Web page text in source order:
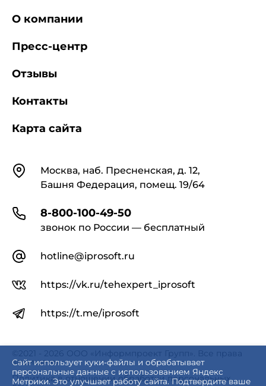
Сайт использует куки-файлы и обрабатывает
персональные данные с использованием Яндекс
Метрики. Это улучшает работу сайта. Подтвердите ваше
КонтактыМосква, наб. Пресненская, д. 12,
Башня Федерация, помещ. 19/64
8-800-100-49-50
звонок по России — бесплатный
hotline@iprosoft.ru
https://vk.ru/tehexpert_iprosoft
https://t.me/iprosoft
О компании
Пресс-центр
Отзывы
Контакты
Карта сайта
©2021 - 2026 ООО «Информпроект Групп». Все права
защищены.
Политика в отношении обработки персональных